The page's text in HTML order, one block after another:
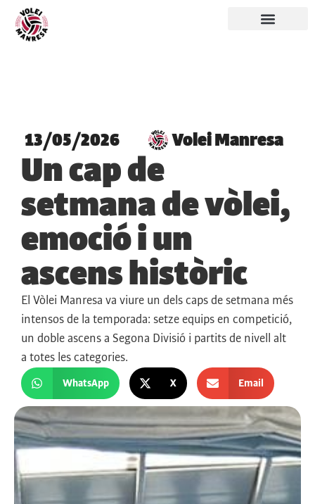
13/05/2026 Volei Manresa
Un cap de
setmana de vòlei,
emoció i un
ascens històric
El Vòlei Manresa va viure un dels caps de setmana més
intensos de la temporada: setze equips en competició,
un doble ascens a Segona Divisió i partits de nivell alt
a totes les categories.
WhatsApp X Email